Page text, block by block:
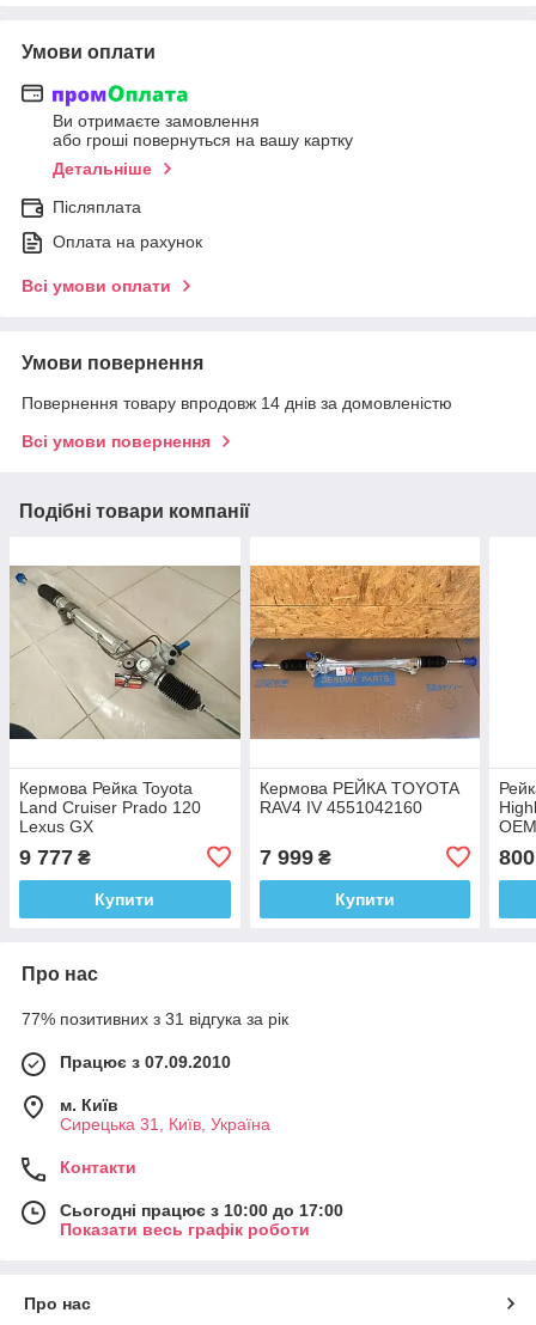
Умови оплати
Ви отримаєте замовлення
або гроші повернуться на вашу картку
Детальніше
Післяплата
Оплата на рахунок
Всі умови оплати
Умови повернення
Повернення товару впродовж 14 днів за домовленістю
Всі умови повернення
Подібні товари компанії
Кермова Рейка Toyota
Land Cruiser Prado 120
Lexus GX
9 777 ₴
Купити
Кермова РЕЙКА TOYOTA
RAV4 IV 4551042160
7 999₴
Купити
800
Про нас
77% позитивних з 31 відгука за рік
Працює з 07.09.2010
м. Київ
Сирецька 31, Київ, Україна
Контакти
Сьогодні працює з 10:00 до 17:00
Показати весь графік роботи
Про нас